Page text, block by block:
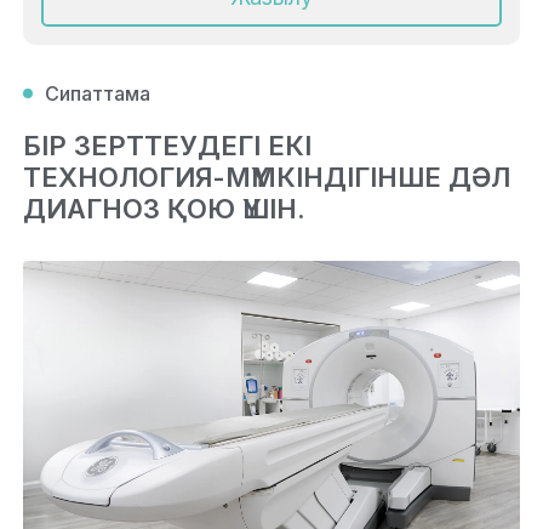
Сипаттама
БІР ЗЕРТТЕУДЕГІ ЕКІ
ТЕХНОЛОГИЯ-МҮМКІНДІГІНШЕ ДӘЛ
ДИАГНОЗ ҚОЮ ҮШІН.